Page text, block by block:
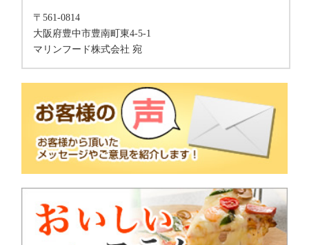
〒561-0814
大阪府豊中市豊南町東4-5-1
マリンフード株式会社 宛